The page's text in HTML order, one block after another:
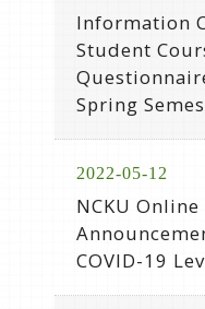
Information
Student
Spring
2022-05-12
NCKU
COVID-19